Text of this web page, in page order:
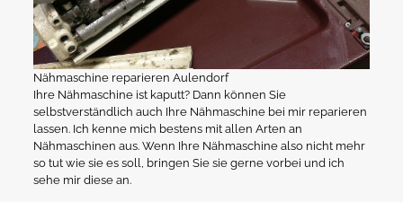
Nähmaschine reparieren Aulendorf
Ihre Nähmaschine ist kaputt? Dann können Sie
selbstverständlich auch Ihre Nähmaschine bei mir reparieren
lassen. Ich kenne mich bestens mit allen Arten an
Nähmaschinen aus. Wenn Ihre Nähmaschine also nicht mehr
so tut wie sie es soll, bringen Sie sie gerne vorbei und ich
sehe mir diese an.